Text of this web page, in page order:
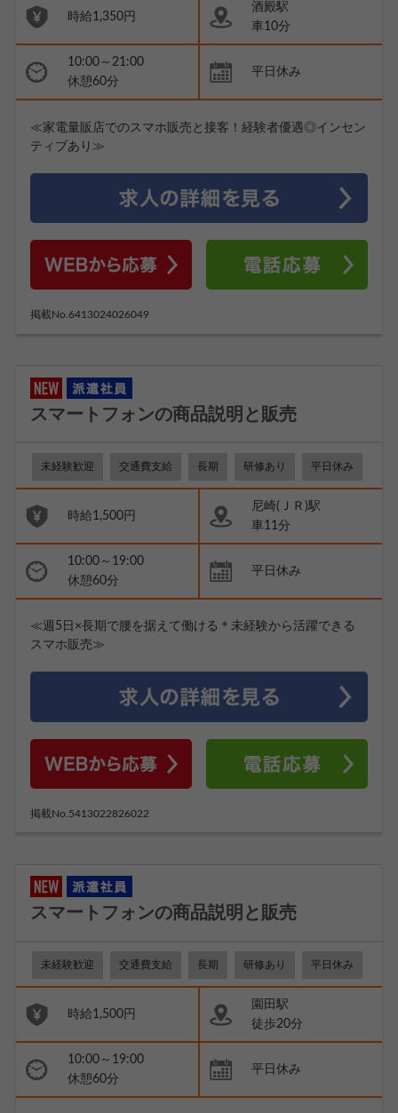
時給1,350円
酒殿駅
車10分
10:00～21:00
休憩60分
平日休み
≪家電量販店でのスマホ販売と接客！経験者優遇◎インセン
ティブあり≫
掲載No.6413024026049
スマートフォンの商品説明と販売
未経験歓迎 交通費支給 長期 研修あり 平日休み
時給1,500円
尼崎(ＪＲ)駅
車11分
10:00～19:00
休憩60分
平日休み
≪週5日×長期で腰を据えて働ける＊未経験から活躍できる
スマホ販売≫
掲載No.5413022826022
スマートフォンの商品説明と販売
未経験歓迎 交通費支給 長期 研修あり 平日休み
時給1,500円
園田駅
徒歩20分
10:00～19:00
休憩60分
平日休み